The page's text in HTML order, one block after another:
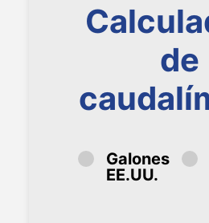
de
Galones
EE.UU.